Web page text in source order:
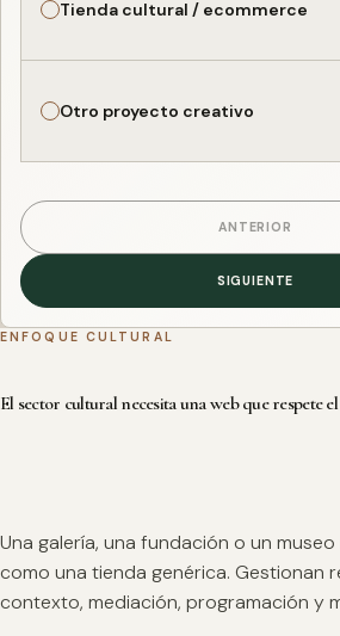
Tienda cultural / ecommerce
Otro proyecto creativo
ANTERIOR
SIGUIENTE
ENFOQUE CULTURAL
El sector cultural necesita una web que respete
Una galería, una fundación o un
como una tienda genérica. Gestionan
contexto, mediación, programación y